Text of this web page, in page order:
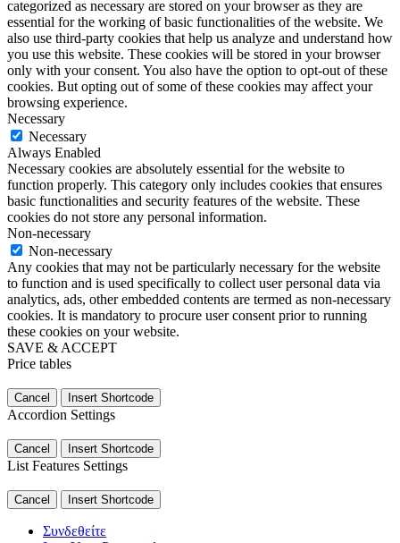
categorized as necessary are stored on your browser as they are
essential for the working of basic functionalities of the website. We
also use third-party cookies that help us analyze and understand how
you use this website. These cookies will be stored in your browser
only with your consent. You also have the option to opt-out of these
cookies. But opting out of some of these cookies may affect your
browsing experience.
Necessary
Necessary
Always Enabled
Necessary cookies are absolutely essential for the website to
function properly. This category only includes cookies that ensures
basic functionalities and security features of the website. These
cookies do not store any personal information.
Non-necessary
Non-necessary
Any cookies that may not be particularly necessary for the website
to function and is used specifically to collect user personal data via
analytics, ads, other embedded contents are termed as non-necessary
cookies. It is mandatory to procure user consent prior to running
these cookies on your website.
SAVE & ACCEPT
Price tables
Cancel Insert Shortcode
Accordion Settings
Cancel Insert Shortcode
List Features Settings
Cancel Insert Shortcode
Συνδεθείτε